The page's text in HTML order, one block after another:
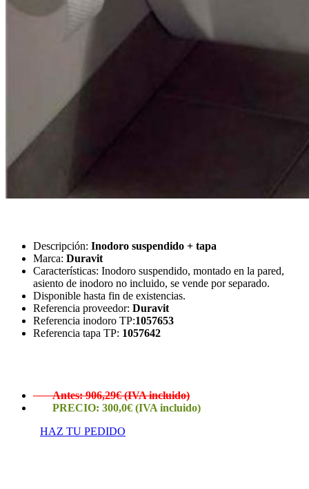
Descripción: Inodoro suspendido + tapa
Marca: Duravit
Características: Inodoro suspendido, montado en la pared,
asiento de inodoro no incluido, se vende por separado.
Disponible hasta fin de existencias.
Referencia proveedor: Duravit
Referencia inodoro TP:1057653
Referencia tapa TP: 1057642
Antes: 906,29€ (IVA incluido)
PRECIO: 300,0€ (IVA incluido)
HAZ TU PEDIDO